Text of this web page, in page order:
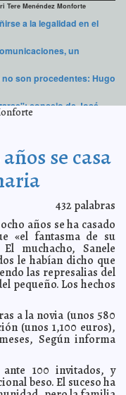
Tere Menéndez Monforte
a la legalidad en el
un
son procedentes: Hugo
consejo de José
el Ayuntamiento trabajan
beneficio de nuevos
Jorge Tzuc, padre de
comer a causa de un
sexual Mari Tere
seria al
De Varios Autores
uruguayo Mari
hijo': Maduro A7
se casa
432 palabras
años se ha casado
«el fantasma de su
muchacho, Sanele
le habían dicho que
las represalias del
pequeño. Los hechos
a la novia (unos 580
(unos 1,100 euros),
Según informa
100 invitados, y
beso. El suceso ha